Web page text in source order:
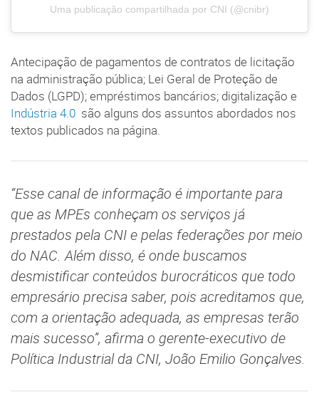
Uma publicação compartilhada por CNI (@cnibr)
Antecipação de pagamentos de contratos de licitação
na administração pública; Lei Geral de Proteção de
Dados (LGPD); empréstimos bancários; digitalização e
Indústria 4.0 são alguns dos assuntos abordados nos
textos publicados na página.
“Esse canal de informação é importante para
que as MPEs conheçam os serviços já
prestados pela CNI e pelas federações por meio
do NAC. Além disso, é onde buscamos
desmistificar conteúdos burocráticos que todo
empresário precisa saber, pois acreditamos que,
com a orientação adequada, as empresas terão
mais sucesso”, afirma o gerente-executivo de
Política Industrial da CNI, João Emilio Gonçalves.